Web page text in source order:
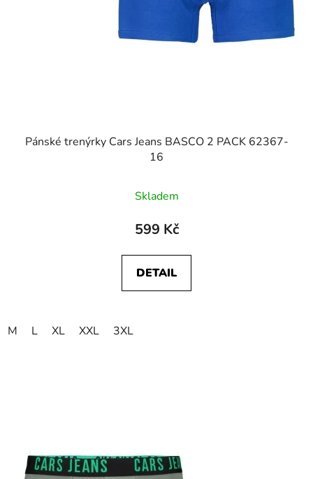
Pánské trenýrky Cars Jeans BASCO 2 PACK 62367-
16
Skladem
599 Kč
DETAIL
M L XL XXL 3XL